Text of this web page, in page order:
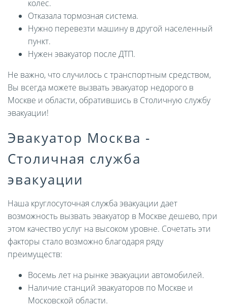
колес.
Отказала тормозная система.
Нужно перевезти машину в другой населенный
пункт.
Нужен эвакуатор после ДТП.
Не важно, что случилось с транспортным средством,
Вы всегда можете вызвать эвакуатор недорого в
Москве и области, обратившись в Столичную службу
эвакуации!
Эвакуатор Москва -
Столичная служба
эвакуации
Наша круглосуточная служба эвакуации дает
возможность вызвать эвакуатор в Москве дешево, при
этом качество услуг на высоком уровне. Сочетать эти
факторы стало возможно благодаря ряду
преимуществ:
Восемь лет на рынке эвакуации автомобилей.
Наличие станций эвакуаторов по Москве и
Московской области.